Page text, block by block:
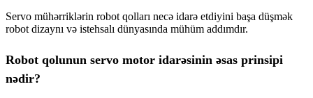
Servo mühərriklərin robot qolları necə idarə etdiyini başa düşmək
robot dizaynı və istehsalı dünyasında mühüm addımdır.
Robot qolunun servo motor idarəsinin əsas prinsipi
nədir?